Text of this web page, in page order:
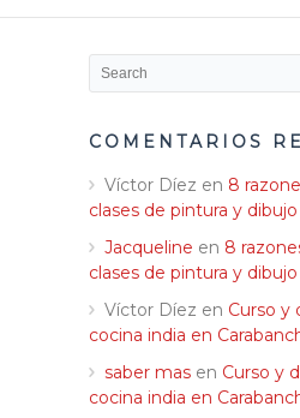
COMENTARIOS
Víctor Díez en 8
clases de pintura y
Jacqueline en 8
clases de pintura y
Víctor Díez en Curso y
cocina india en
saber mas en Curso y
cocina india en